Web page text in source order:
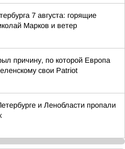
7 августа: горящие
Марков и ветер
причину, по которой Европа
свои Patriot
и Ленобласти пропали